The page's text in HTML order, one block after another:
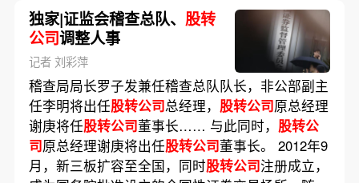
独家|证监会稽查总队、 股转
公司调整人事
记者 刘彩萍
稽查局局长罗子发兼任稽查总队队长，非公部副主
任李明将出任股转公司总经理， 股转公司原总经理
谢庚将任股转公司董事长…… 与此同时， 股转公
司原总经理谢庚将出任股转公司董事长。 2012年9
月，新三板扩容至全国，同时股转公司注册成立，